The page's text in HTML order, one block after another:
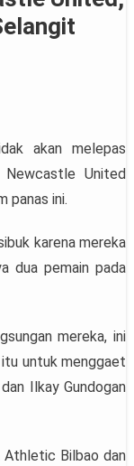
akan melepas
United
panas ini.
karena mereka
dua pemain pada
mereka, ini
itu untuk menggaet
Ilkay Gundogan
Athletic Bilbao dan